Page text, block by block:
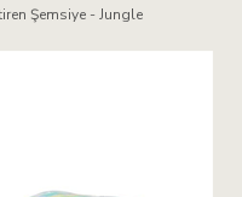
Şemsiye - Jungle